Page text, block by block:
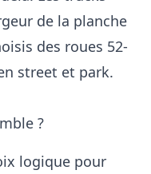
de la planche
des roues 52-
street et park.
?
logique pour